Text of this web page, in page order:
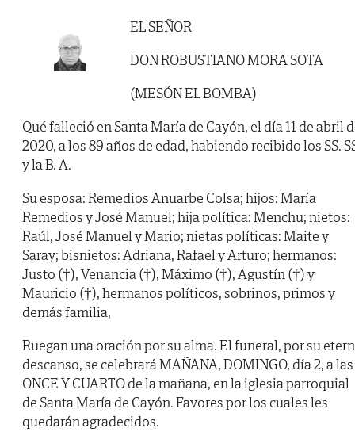
EL SEÑOR
DON ROBUSTIANO MORA SOTA
(MESÓN EL BOMBA)
Qué falleció en Santa María de Cayón, el día 11 de abril
2020, a los 89 años de edad, habiendo recibido los SS.
y la B. A.
Su esposa: Remedios Anuarbe Colsa; hijos: María
Remedios y José Manuel; hija política: Menchu; nietos:
Raúl, José Manuel y Mario; nietas políticas: Maite y
Saray; bisnietos: Adriana, Rafael y Arturo; hermanos:
Justo (†), Venancia (†), Máximo (†), Agustín (†) y
Mauricio (†), hermanos políticos, sobrinos, primos y
demás familia,
Ruegan una oración por su alma. El funeral, por su
descanso, se celebrará MAÑANA, DOMINGO, día 2, a las
ONCE Y CUARTO de la mañana, en la iglesia parroquial
de Santa María de Cayón. Favores por los cuales les
quedarán agradecidos.